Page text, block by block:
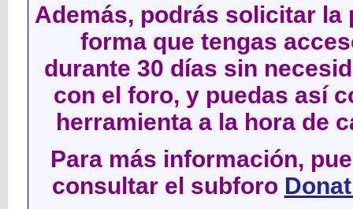
Además, podrás solicitar
forma que tengas
durante 30 días sin
con el foro, y puedas así
herramienta a la hora de
Para más información,
consultar el subforo